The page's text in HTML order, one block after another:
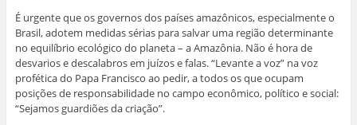
É urgente que os governos dos países amazônicos, especialmente o
Brasil, adotem medidas sérias para salvar uma região determinante
no equilíbrio ecológico do planeta – a Amazônia. Não é hora de
desvarios e descalabros em juízos e falas. “Levante a voz” na voz
profética do Papa Francisco ao pedir, a todos os que ocupam
posições de responsabilidade no campo econômico, político e social:
“Sejamos guardiões da criação”.